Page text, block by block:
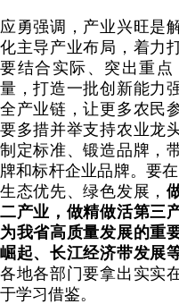
应勇强调，产业兴旺是
化主导产业布局，着力
要结合实际、突出重
量，打造一批创新能力
全产业链，让更多农民
要多措并举支持农业龙
制定标准、锻造品牌，
牌和标杆企业品牌。要
生态优先、绿色发展，
二产业，做精做活第三
为我省高质量发展的重
崛起、长江经济带发展
各地各部门要拿出实实
于学习借鉴。